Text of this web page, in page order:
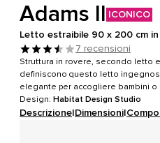
Adams II ICONICO
Letto estraibile 90 x 200 cm
7 recensioni
Struttura in rovere, secondo letto
definiscono questo letto
elegante per accogliere bambini o
Design: Habitat Design Studio
Descrizione|Dimensioni|